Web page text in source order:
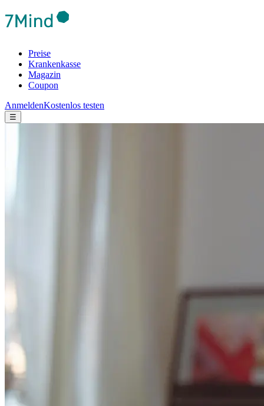
Preise
Krankenkasse
Magazin
Coupon
AnmeldenKostenlos testen
☰